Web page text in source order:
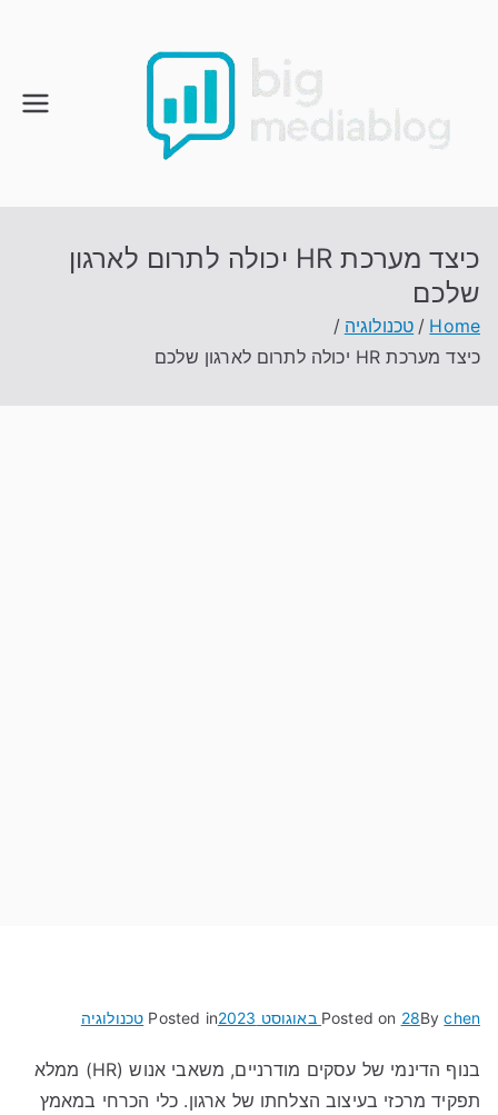
כיצד מערכת HR יכולה לתרום לארגון
שלכם
Home
טכנולוגיה
כיצד מערכת HR יכולה לתרום לארגון שלכם
Bychen
Posted on 28 באוגוסט 2023 Posted in טכנולוגיה
בנוף הדינמי של עסקים מודרניים, משאבי אנוש (HR) ממלא
תפקיד מרכזי בעיצוב הצלחתו של ארגון. כלי הכרחי במאמץ